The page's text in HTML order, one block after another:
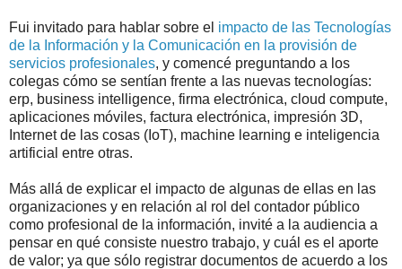
Fui invitado para hablar sobre el impacto de las Tecnologías
de la Información y la Comunicación en la provisión de
servicios profesionales, y comencé preguntando a los
colegas cómo se sentían frente a las nuevas tecnologías:
erp, business intelligence, firma electrónica, cloud compute,
aplicaciones móviles, factura electrónica, impresión 3D,
Internet de las cosas (IoT), machine learning e inteligencia
artificial entre otras.
Más allá de explicar el impacto de algunas de ellas en las
organizaciones y en relación al rol del contador público
como profesional de la información, invité a la audiencia a
pensar en qué consiste nuestro trabajo, y cuál es el aporte
de valor; ya que sólo registrar documentos de acuerdo a los